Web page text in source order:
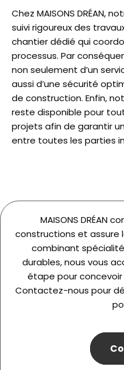
Chez MAISONS DRÉAN,
suivi rigoureux des
chantier dédié qui
processus. Par
non seulement d’un
aussi d’une sécurité
de construction. Enfin,
reste disponible pour
projets afin de garantir
entre toutes les parties
MAISONS DRÉAN
constructions et assure
combinant
durables, nous vous
étape pour
Contactez-nous pour